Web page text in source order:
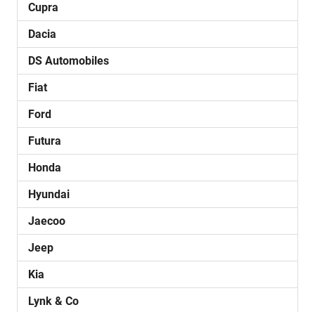
Cupra
Dacia
DS Automobiles
Fiat
Ford
Futura
Honda
Hyundai
Jaecoo
Jeep
Kia
Lynk & Co